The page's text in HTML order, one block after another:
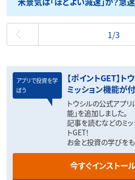
最初
1/3
アプリで投資を学
ぼう
【ポイントGET】
ミッション機能が
トウシルの公式アプリ
能」を追加しました。
記事を読むなどのミ
トGET！
お金と投資の学びをも
今すぐインストー